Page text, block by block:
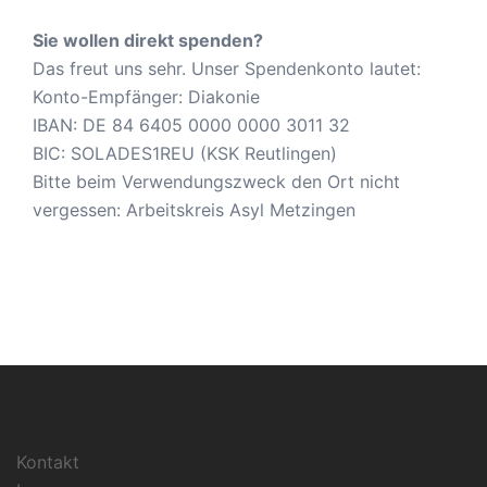
Sie wollen direkt spenden?
Das freut uns sehr. Unser Spendenkonto lautet:
Konto-Empfänger: Diakonie
IBAN: DE 84 6405 0000 0000 3011 32
BIC: SOLADES1REU (KSK Reutlingen)
Bitte beim Verwendungszweck den Ort nicht
vergessen: Arbeitskreis Asyl Metzingen
Kontakt